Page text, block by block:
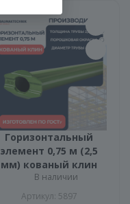
Горизонтальный
элемент 0,75 м (2,5
мм) кованый клин
В наличии
Артикул: 5897